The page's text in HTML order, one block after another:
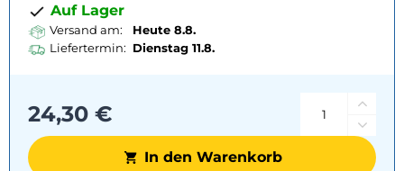
Auf Lager
Versand am:
Heute 8.8.
Liefertermin: Dienstag 11.8.
24,30 €
In den Warenkorb